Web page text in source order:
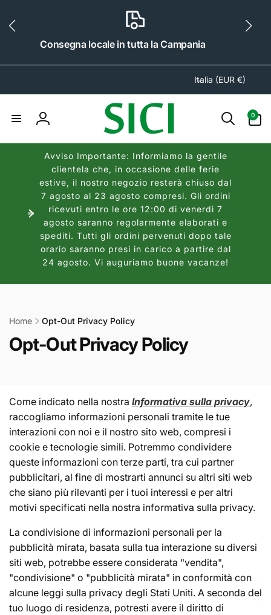
contenuti
Consegna locale in tutta la Campania
A
e
a
g
e
o
g
r
c
Italia (EUR €)
Accedi
0
articoli
Avviso Importante: Informiamo la gentile
clientela che, in occasione delle ferie
estive, il nostro negozio resterà chiuso dal
7 agosto al 23 agosto compresi. Gli ordini
ricevuti entro le ore 12:00 di venerdì 7
agosto saranno regolarmente elaborati e
spediti. Tutti gli ordini pervenuti dopo tale
orario saranno presi in carico a partire dal
24 agosto. Vi auguriamo buone vacanze!
Home Opt-Out Privacy Policy
C
l
e
z
i
o
n
e
:
Opt-Out Privacy Policy
Come indicato nella nostra Informativa sulla privacy,
raccogliamo informazioni personali tramite le tue
interazioni con noi e il nostro sito web, compresi i
cookie e tecnologie simili. Potremmo condividere
queste informazioni con terze parti, tra cui partner
pubblicitari, al fine di mostrarti annunci su altri siti web
che siano più rilevanti per i tuoi interessi e per altri
motivi specificati nella nostra informativa sulla privacy.
La condivisione di informazioni personali per la
pubblicità mirata, basata sulla tua interazione su diversi
siti web, potrebbe essere considerata "vendita",
"condivisione" o "pubblicità mirata" in conformità con
alcune leggi sulla privacy degli Stati Uniti. A seconda del
tuo luogo di residenza, potresti avere il diritto di